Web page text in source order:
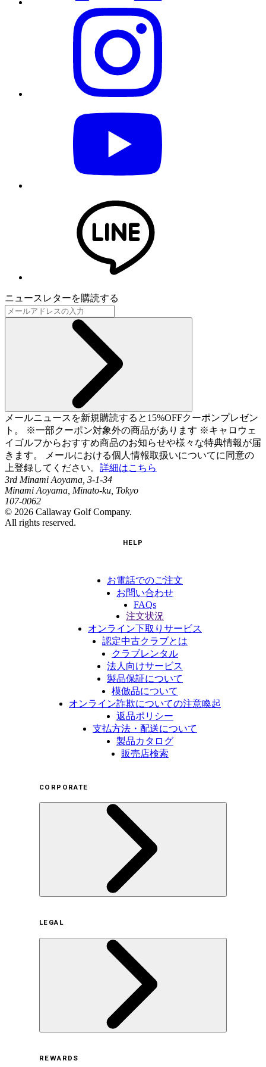
ニュースレターを購読する
メールニュースを新規購読すると15%OFFクーポンプレゼン
ト。 ※一部クーポン対象外の商品があります ※キャロウェ
イゴルフからおすすめ商品のお知らせや様々な特典情報が届
きます。 メールにおける個人情報取扱いについてに同意の
上登録してください。 詳細はこちら
3rd Minami Aoyama, 3-1-34
Minami Aoyama, Minato-ku, Tokyo
107-0062
© 2026 Callaway Golf Company.
All rights reserved.
HELP
お電話でのご注文
お問い合わせ
FAQs
注文状況
オンライン下取りサービス
認定中古クラブとは
クラブレンタル
法人向けサービス
製品保証について
模倣品について
オンライン詐欺についての注意喚起
返品ポリシー
支払方法・配送について
製品カタログ
販売店検索
CORPORATE
サステナビリティの取り組み（日本）
サステナビリティの取り組み（米国/英語）
ヒストリー
採用情報
LEGAL
REWARDS